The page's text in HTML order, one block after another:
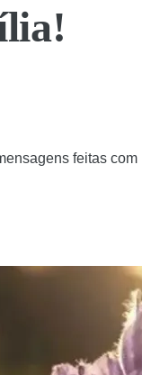
feitas